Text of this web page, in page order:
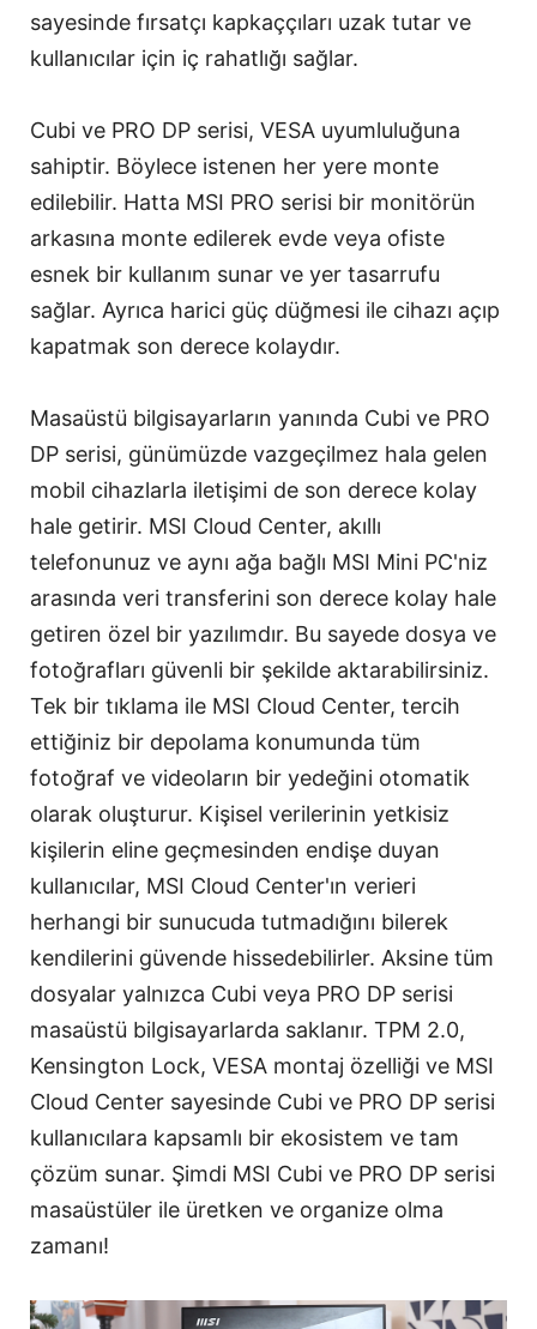
sayesinde fırsatçı kapkaççıları uzak tutar ve
kullanıcılar için iç rahatlığı sağlar.
Cubi ve PRO DP serisi, VESA uyumluluğuna
sahiptir. Böylece istenen her yere monte
edilebilir. Hatta MSI PRO serisi bir monitörün
arkasına monte edilerek evde veya ofiste
esnek bir kullanım sunar ve yer tasarrufu
sağlar. Ayrıca harici güç düğmesi ile cihazı açıp
kapatmak son derece kolaydır.
Masaüstü bilgisayarların yanında Cubi ve PRO
DP serisi, günümüzde vazgeçilmez hala gelen
mobil cihazlarla iletişimi de son derece kolay
hale getirir. MSI Cloud Center, akıllı
telefonunuz ve aynı ağa bağlı MSI Mini PC'niz
arasında veri transferini son derece kolay hale
getiren özel bir yazılımdır. Bu sayede dosya ve
fotoğrafları güvenli bir şekilde aktarabilirsiniz.
Tek bir tıklama ile MSI Cloud Center, tercih
ettiğiniz bir depolama konumunda tüm
fotoğraf ve videoların bir yedeğini otomatik
olarak oluşturur. Kişisel verilerinin yetkisiz
kişilerin eline geçmesinden endişe duyan
kullanıcılar, MSI Cloud Center'ın verieri
herhangi bir sunucuda tutmadığını bilerek
kendilerini güvende hissedebilirler. Aksine tüm
dosyalar yalnızca Cubi veya PRO DP serisi
masaüstü bilgisayarlarda saklanır. TPM 2.0,
Kensington Lock, VESA montaj özelliği ve MSI
Cloud Center sayesinde Cubi ve PRO DP serisi
kullanıcılara kapsamlı bir ekosistem ve tam
çözüm sunar. Şimdi MSI Cubi ve PRO DP serisi
masaüstüler ile üretken ve organize olma
zamanı!